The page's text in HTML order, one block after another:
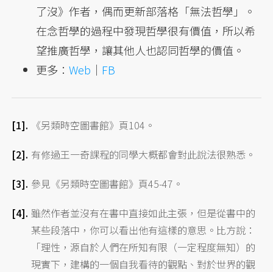
了沒》作者，偶而更新部落格「無法哲學」。
在念哲學的過程中發現哲學很有價值，所以希
望推廣哲學，讓其他人也認同哲學的價值。
更多：Web ｜ FB
《另類時空圖書館》頁104。
有修過王一奇課程的同學大概都會對此說法很熟悉。
參見《另類時空圖書館》頁45-47。
雖然作者並沒有在書中直接如此主張，但是從書中的
某些段落中，你可以看出他有這樣的意思。比方說：
「理性，源自於人們在所知有限（一定程度無知）的
現實下，建構的一個自我看待的觀點、對於世界的觀